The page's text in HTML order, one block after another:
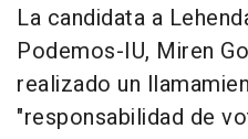
La candidata a
Podemos-IU, Miren
realizado un
"responsabilidad de